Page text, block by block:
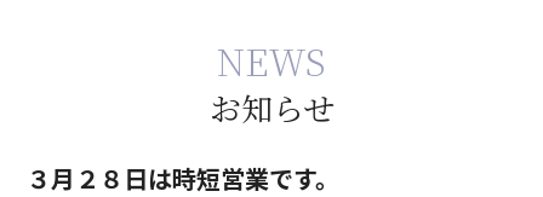
NEWS
お知らせ
３月２８日は時短営業です。